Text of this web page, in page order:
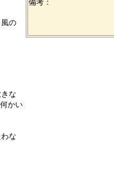
の
な
かい
な
備考：